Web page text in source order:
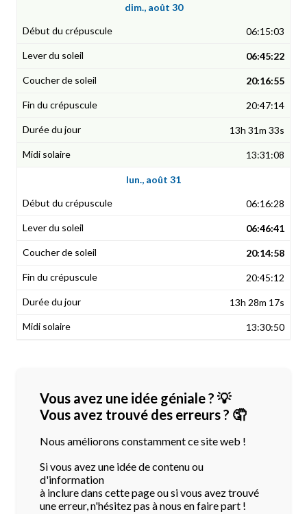
dim., août 30
06:15:03
06:45:22
20:16:55
20:47:14
13h 31m 33s
13:31:08
lun., août 31
06:16:28
06:46:41
20:14:58
20:45:12
13h 28m 17s
13:30:50
Vous avez une idée géniale ? 💡
Vous avez trouvé des erreurs ? 🤦
Nous améliorons constamment ce site web !
Si vous avez une idée de contenu ou
d'information
à inclure dans cette page ou si vous avez trouvé
une erreur, n'hésitez pas à nous en faire part !